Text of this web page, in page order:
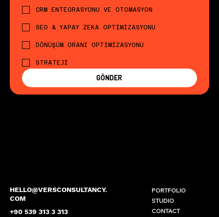
HELLO@VERSCONSULTANCY.
COM
+90 539 313 3 313
PORTFOLIO
STUDIO
CONTACT
CRM ENTEGRASYONU VE OTOMASYON
SEO & YAPAY ZEKA OPTİMİZASYONU
DÖNÜŞÜM ORANI OPTİMİZASYONU
STRATEJİ
GÖNDER